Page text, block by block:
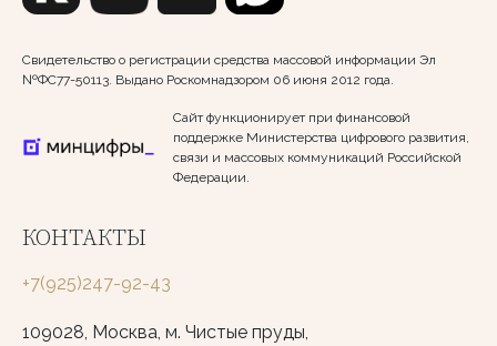
Свидетельство о регистрации средства массовой информации Эл
№ФС77-50113. Выдано Роскомнадзором 06 июня 2012 года.
Сайт функционирует при финансовой
поддержке Министерства цифрового развития,
связи и массовых коммуникаций Российской
Федерации.
КОНТАКТЫ
+7(925)247-92-43
109028, Москва, м. Чистые пруды,